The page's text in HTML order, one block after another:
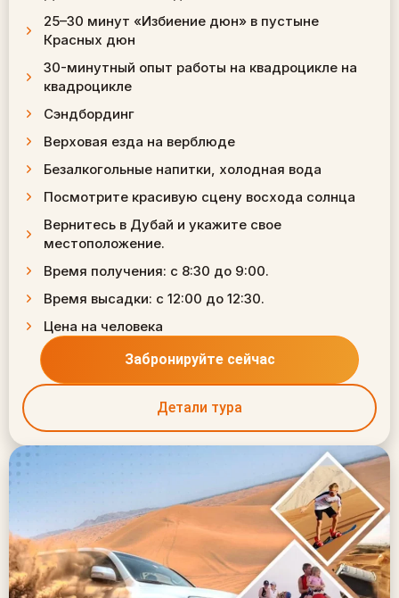
25–30 минут «Избиение дюн» в пустыне
Красных дюн
30-минутный опыт работы на квадроцикле на
квадроцикле
Сэндбординг
Верховая езда на верблюде
Безалкогольные напитки, холодная вода
Посмотрите красивую сцену восхода солнца
Вернитесь в Дубай и укажите свое
местоположение.
Время получения: с 8:30 до 9:00.
Время высадки: с 12:00 до 12:30.
Цена на человека
Забронируйте сейчас
Детали тура